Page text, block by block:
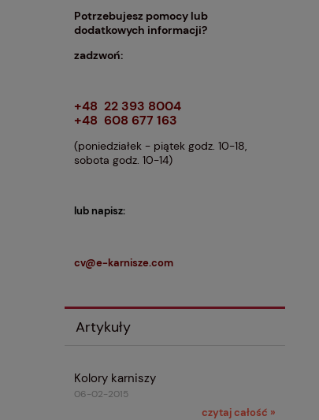
Potrzebujesz pomocy lub
dodatkowych informacji?
zadzwoń:
+48 22 393 8004
+48 608 677 163
(poniedziałek - piątek godz. 10-18,
sobota godz. 10-14)
lub napisz:
cv@e-karnisze.com
Artykuły
Kolory karniszy
06-02-2015
czytaj całość »